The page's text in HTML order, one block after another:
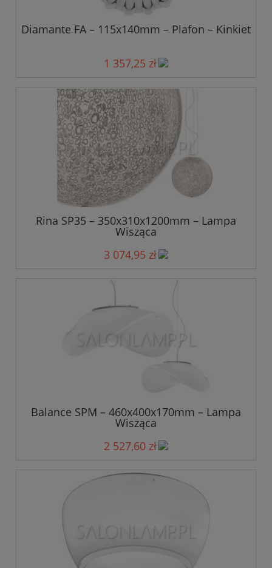
Diamante FA – 115x140mm – Plafon – Kinkiet
1 357,25 zł
Rina SP35 – 350x310x1200mm – Lampa
Wisząca
3 074,95 zł
Balance SPM – 460x400x170mm – Lampa
Wisząca
2 527,60 zł